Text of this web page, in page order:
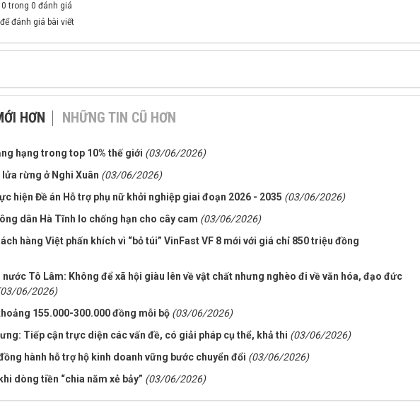
trong 0 đánh giá
đánh giá bài viết
HƠN NHỮNG TIN CŨ HƠN
hạng trong top 10% thế giới (03/06/2026)
rừng ở Nghi Xuân (03/06/2026)
hiện Đề án Hỗ trợ phụ nữ khởi nghiệp giai đoạn 2026 - 2035 (03/06/2026)
dân Hà Tĩnh lo chống hạn cho cây cam (03/06/2026)
hàng Việt phấn khích vì “bỏ túi” VinFast VF 8 mới với giá chỉ 850 triệu đồng
Tô Lâm: Không để xã hội giàu lên về vật chất nhưng nghèo đi về văn hóa, đạo đức
06/2026)
155.000-300.000 đồng mỗi bộ (03/06/2026)
Tiếp cận trực diện các vấn đề, có giải pháp cụ thể, khả thi (03/06/2026)
hành hỗ trợ hộ kinh doanh vững bước chuyển đổi (03/06/2026)
dòng tiền “chia năm xẻ bảy” (03/06/2026)